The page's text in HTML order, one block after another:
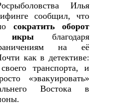
Илья
сообщил, что
сократить оборот
икрыблагодаря
на её
как в детективе:
транспорта, и
«эвакуировать»
Востока в